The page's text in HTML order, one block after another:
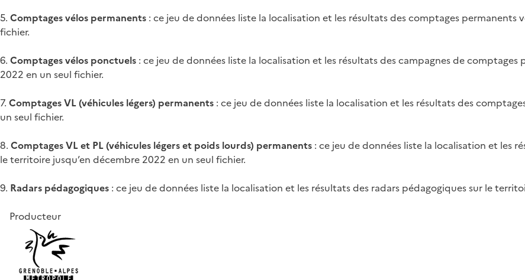
5. Comptages vélos permanents : ce jeu de données liste la localisation et les résultats des comptages permanents
fichier.
6. Comptages vélos ponctuels : ce jeu de données liste la localisation et les résultats des campagnes de
2022 en un seul fichier.
7. Comptages VL (véhicules légers) permanents : ce jeu de données liste la localisation et les résultats des
un seul fichier.
8. Comptages VL et PL (véhicules légers et poids lourds) permanents : ce jeu de données liste la localisation et les
le territoire jusqu’en décembre 2022 en un seul fichier.
9. Radars pédagogiques : ce jeu de données liste la localisation et les résultats des radars pédagogiques sur le
Producteur